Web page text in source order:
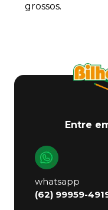
grossos.
Entre
whatsapp
(62) 99959-